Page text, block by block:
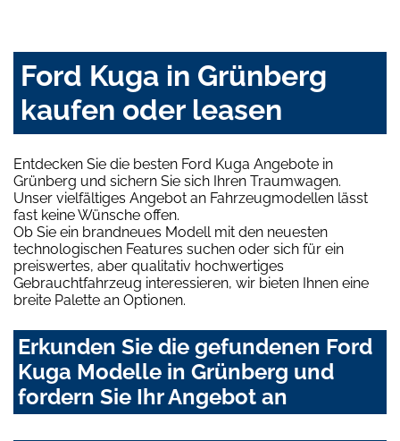
Ford Kuga in Grünberg
kaufen oder leasen
Entdecken Sie die besten Ford Kuga Angebote in
Grünberg und sichern Sie sich Ihren Traumwagen.
Unser vielfältiges Angebot an Fahrzeugmodellen lässt
fast keine Wünsche offen.
Ob Sie ein brandneues Modell mit den neuesten
technologischen Features suchen oder sich für ein
preiswertes, aber qualitativ hochwertiges
Gebrauchtfahrzeug interessieren, wir bieten Ihnen eine
breite Palette an Optionen.
Erkunden Sie die gefundenen Ford
Kuga Modelle in Grünberg und
fordern Sie Ihr Angebot an